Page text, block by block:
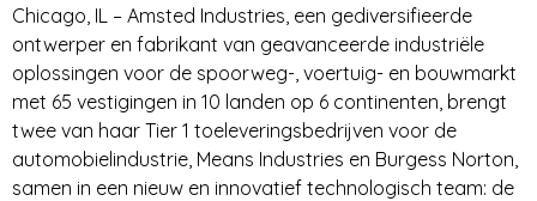
Chicago, IL – Amsted Industries, een gediversifieerde
ontwerper en fabrikant van geavanceerde industriële
oplossingen voor de spoorweg-, voertuig- en bouwmarkt
met 65 vestigingen in 10 landen op 6 continenten, brengt
twee van haar Tier 1 toeleveringsbedrijven voor de
automobielindustrie, Means Industries en Burgess Norton,
samen in een nieuw en innovatief technologisch team: de